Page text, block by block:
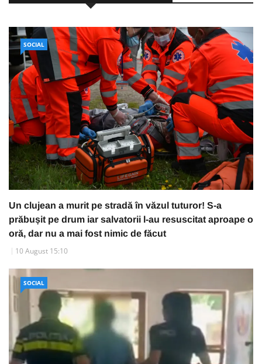
SOCIAL
Un clujean a murit pe stradă în văzul tuturor! S-a
prăbușit pe drum iar salvatorii l-au resuscitat aproape o
oră, dar nu a mai fost nimic de făcut
10 August 15:10
SOCIAL